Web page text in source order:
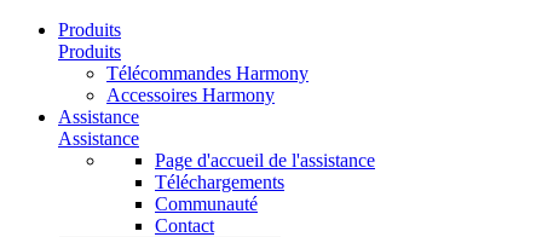
Produits
Produits
Télécommandes Harmony
Accessoires Harmony
Assistance
Assistance
Page d'accueil de l'assistance
Téléchargements
Communauté
Contact